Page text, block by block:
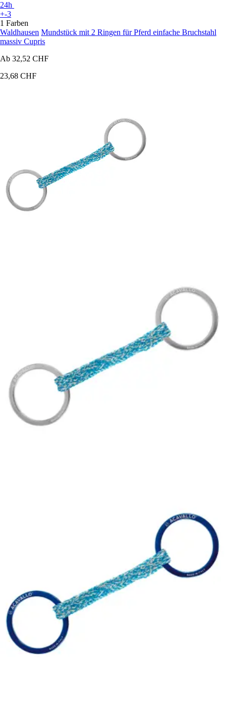
24h
+-3
1 Farben
Waldhausen Mundstück mit 2 Ringen für Pferd einfache Bruchstahl
massiv Cupris
Ab 32,52 CHF
23,68 CHF